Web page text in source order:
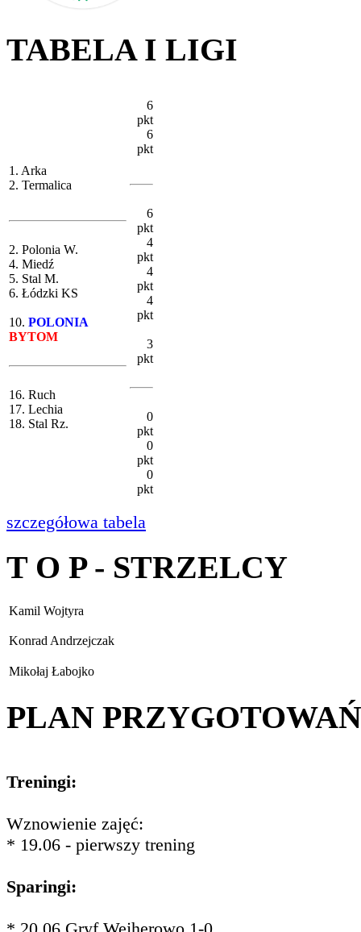
TABELA I LIGI
1. Arka
2. Termalica
2. Polonia W.
4. Miedź
5. Stal M.
6. Łódzki KS
10. POLONIA
BYTOM
16. Ruch
17. Lechia
18. Stal Rz.
6
pkt
6
pkt
6
pkt
4
pkt
4
pkt
4
pkt
3
pkt
0
pkt
0
pkt
0
pkt
szczegółowa tabela
T O P - STRZELCY
Kamil Wojtyra
Konrad Andrzejczak
Mikołaj Łabojko
PLAN PRZYGOTOWAŃ
Treningi:
Wznowienie zajęć:
* 19.06 - pierwszy trening
Sparingi: